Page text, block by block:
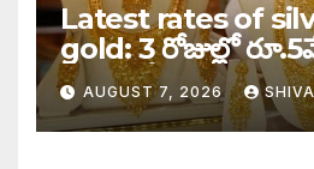
Latest rates of
gold: 3 రోజుల్లో
తులం గోల్డ్…
AUGUST 7, 2026